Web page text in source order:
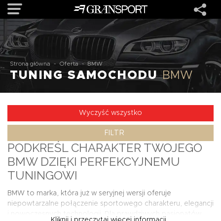
OFERTA
MARKI
O NAS
USŁUGI
KONTAKT
Strona główna - Oferta - BMW
TUNING SAMOCHODUBMW
Wyczyść wszystko
FILTR
PODKREŚL CHARAKTER TWOJEGO
BMW DZIĘKI PERFEKCYJNEMU
TUNINGOWI
BMW to marka, która już w seryjnej wersji oferuje
niepowtarzalne połączenie sportowego charakteru, elegancji